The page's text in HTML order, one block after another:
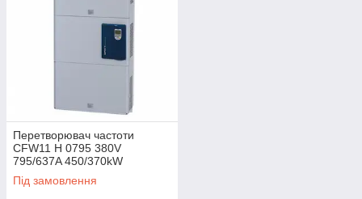
Перетворювач частоти
CFW11 H 0795 380V
795/637A 450/370kW
Під замовлення